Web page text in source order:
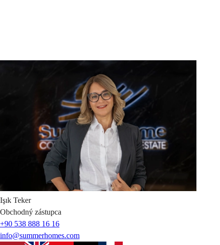
Işık Teker
Obchodný zástupca
+90 538 888 16 16
info@summerhomes.com